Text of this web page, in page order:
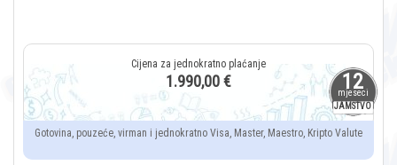
12
mjeseci
JAMSTVO
1.990,00 €
Gotovina, pouzeće, virman i jednokratno Visa, Master, Maestro, Kripto Valute